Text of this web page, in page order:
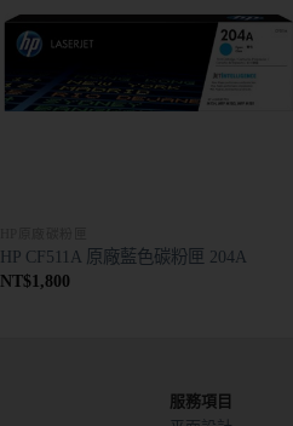
HP CF511A 原廠藍色碳粉匣 204A
NT$1,800
服務項目